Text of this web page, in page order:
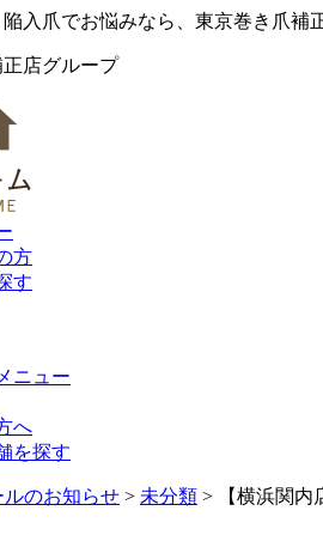
入爪でお悩みなら、東京巻き爪補
ニュー
へ
を探す
ルのお知らせ > 未分類 > 【横浜関